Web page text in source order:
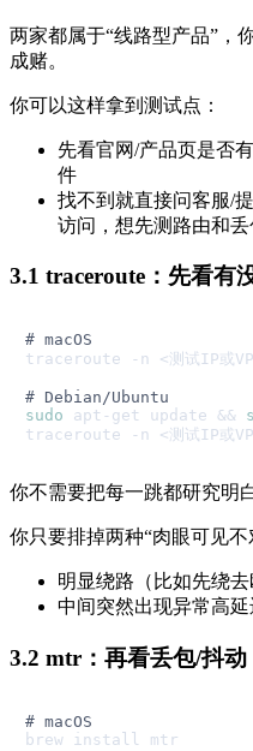
两家都属于“线路型产品”，
成赌。
你可以这样拿到测试点：
先看官网/产品页是否
件
找不到就直接问客服/
访问，想先测路由和丢
3.1 traceroute：先看有
# macOS
traceroute -n <测试IP或
# Debian/Ubuntu
sudo apt-get update &&
traceroute -n <测试IP或
你不需要把每一跳都研究明白
你只要排掉两种“肉眼可见不
明显绕路（比如先绕去
中间突然出现异常高
3.2 mtr：再看丢包/抖动
# macOS